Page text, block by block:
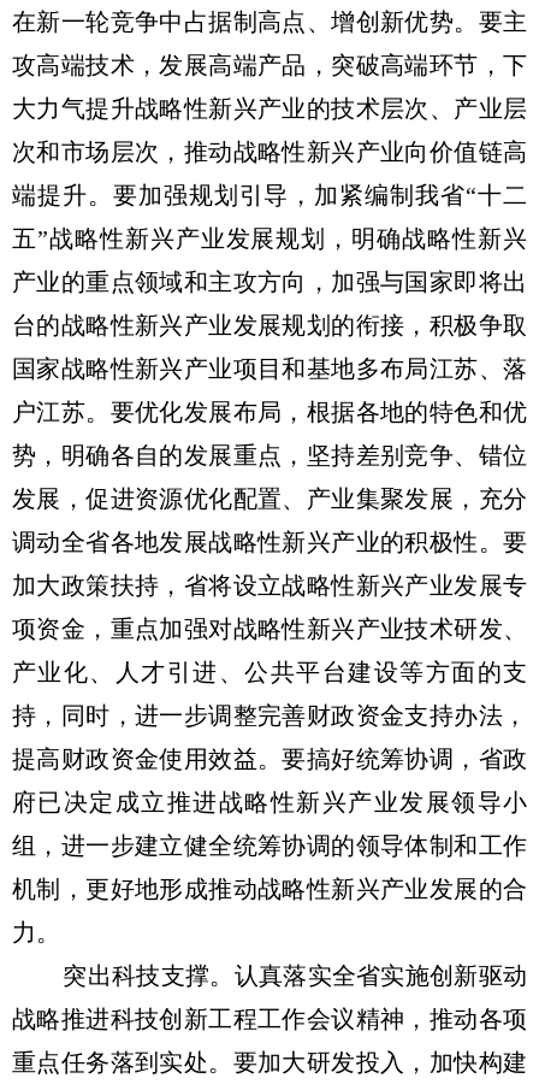
在新一轮竞争中占据制高点、增创新优势。要主
攻高端技术，发展高端产品，突破高端环节，下
大力气提升战略性新兴产业的技术层次、产业层
次和市场层次，推动战略性新兴产业向价值链高
端提升。要加强规划引导，加紧编制我省“十二
五”战略性新兴产业发展规划，明确战略性新兴
产业的重点领域和主攻方向，加强与国家即将出
台的战略性新兴产业发展规划的衔接，积极争取
国家战略性新兴产业项目和基地多布局江苏、落
户江苏。要优化发展布局，根据各地的特色和优
势，明确各自的发展重点，坚持差别竞争、错位
发展，促进资源优化配置、产业集聚发展，充分
调动全省各地发展战略性新兴产业的积极性。要
加大政策扶持，省将设立战略性新兴产业发展专
项资金，重点加强对战略性新兴产业技术研发、
产业化、人才引进、公共平台建设等方面的支
持，同时，进一步调整完善财政资金支持办法，
提高财政资金使用效益。要搞好统筹协调，省政
府已决定成立推进战略性新兴产业发展领导小
组，进一步建立健全统筹协调的领导体制和工作
机制，更好地形成推动战略性新兴产业发展的合
力。
突出科技支撑。认真落实全省实施创新驱动
战略推进科技创新工程工作会议精神，推动各项
重点任务落到实处。要加大研发投入，加快构建